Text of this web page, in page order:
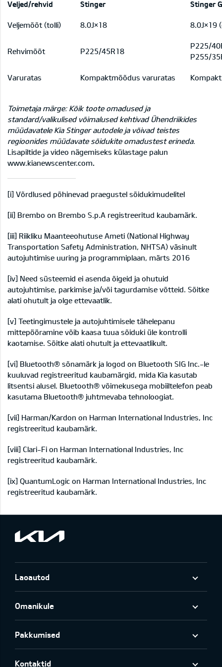
Veljed/rehvid Stinger Stinger
Veljemõõt (tolli) 8.0J×18 8.0J×19
Rehvimõõt P225/45R18
P225/
P255/
Varuratas Kompaktmõõdus varuratas
Toimetaja märge: Kõik toote omadused ja
standard/valikulised võimalused kehtivad Ühendriikides
müüdavatele Kia Stinger autodele ja võivad teistes
regioonides müüdavate sõidukite omadustest erineda.
Lisapiltide ja video nägemiseks külastage palun
www.kianewscenter.com
[i] Võrdlused põhinevad praegustel sõidukimudelitel
[ii] Brembo on Brembo S.p.A registreeritud kaubamärk.
[iii] Riikliku Maanteeohutuse Ameti (National Highway
Transportation Safety Administration, NHTSA) väsinult
autojuhtimise uuring ja programmiplaan, märts 2016
[iv] Need süsteemid ei asenda õigeid ja ohutuid
autojuhtimise, parkimise ja/või tagurdamise võtteid. Sõitke
alati ohutult ja olge ettevaatlik.
[v] Teetingimustele ja autojuhtimisele tähelepanu
mittepööramine võib kaasa tuua sõiduki üle kontrolli
kaotamise. Sõitke alati ohutult ja ettevaatlikult.
[vi] Bluetooth® sõnamärk ja logod on Bluetooth SIG Inc.-le
kuuluvad registreeritud kaubamärgid, mida Kia kasutab
litsentsi alusel. Bluetooth® võimekusega mobiiltelefon peab
kasutama Bluetooth® juhtmevaba tehnoloogiat.
[vii] Harman/Kardon on Harman International Industries, Inc
registreeritud kaubamärk.
[viii] Clari-Fi on Harman International Industries, Inc
registreeritud kaubamärk.
[ix] QuantumLogic on Harman International Industries, Inc
registreeritud kaubamärk.
Laoautod
Omanikule
Pakkumised
Kontaktid